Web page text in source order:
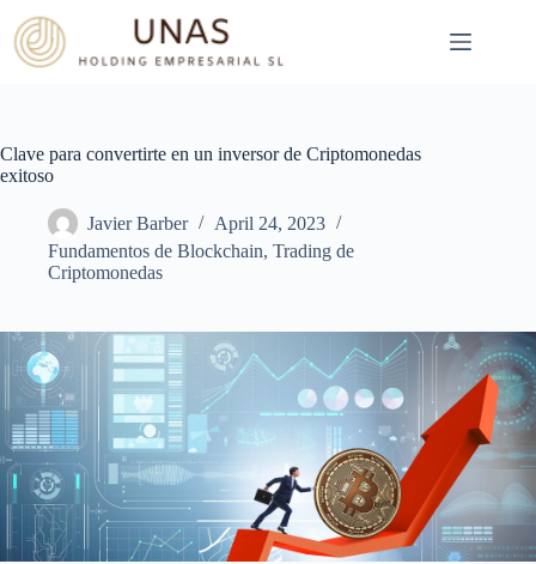
content
Clave para convertirte en un inversor de Criptomonedas
exitoso
Javier Barber
April 24, 2023
Fundamentos de Blockchain, Trading de
Criptomonedas